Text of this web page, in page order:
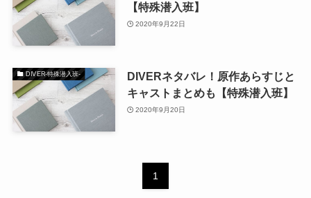
【特殊潜入班】
2020年9月22日
DIVER-特殊潜入班-
DIVERネタバレ！原作あらすじと
キャストまとめも【特殊潜入班】
2020年9月20日
1